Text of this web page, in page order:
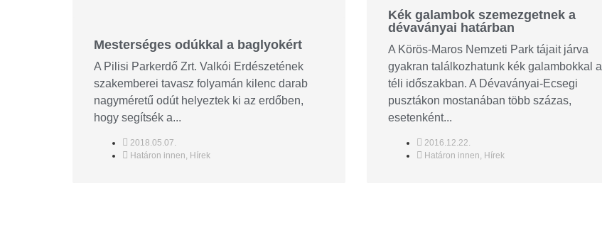
Mesterséges odúkkal a baglyokért
A Pilisi Parkerdő Zrt. Valkói Erdészetének
szakemberei tavasz folyamán kilenc darab
nagyméretű odút helyeztek ki az erdőben,
hogy segítsék a...
2018.05.07.
Határon innen, Hírek
Kék galambok szemezgetnek a
dévaványai határban
A Körös-Maros Nemzeti Park tájait járva
gyakran találkozhatunk kék galambokkal a
téli időszakban. A Dévaványai-Ecsegi
pusztákon mostanában több százas,
esetenként...
2016.12.22.
Határon innen, Hírek